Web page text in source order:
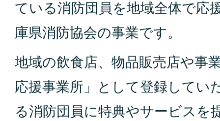
ている消防団員を地域全体で応
庫県消防協会の事業です。
地域の飲食店、物品販売店や事
応援事業所」として登録してい
る消防団員に特典やサービスを